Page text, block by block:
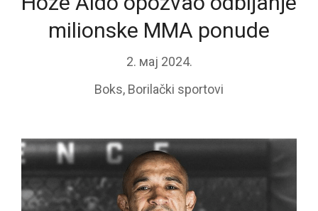
milionske MMA ponude
2. мај 2024.
Boks, Borilački sportovi